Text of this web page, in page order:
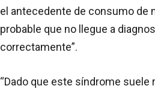
el antecedente de consumo de
probable que no llegue a
correctamente”.
“Dado que este síndrome suele